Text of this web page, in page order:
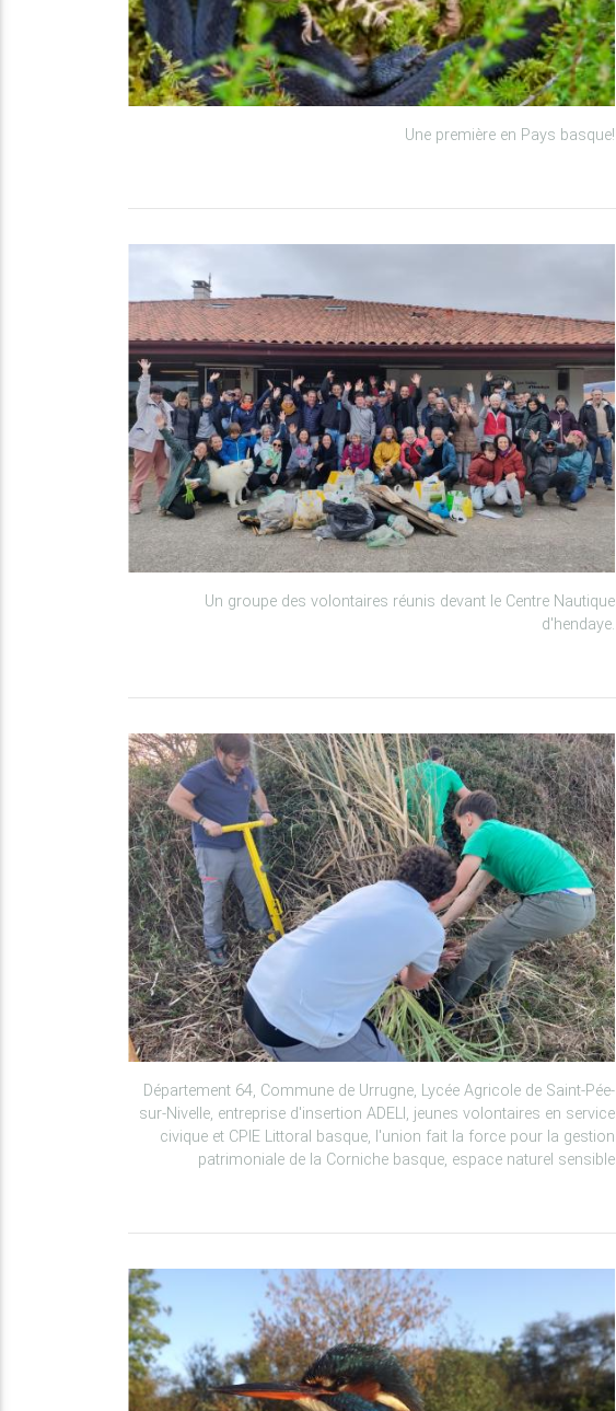
Une première en Pays basque!
Un groupe des volontaires réunis devant le Centre Nautique
d'hendaye.
Département 64, Commune de Urrugne, Lycée Agricole de Saint-Pée-
sur-Nivelle, entreprise d'insertion ADELI, jeunes volontaires en service
civique et CPIE Littoral basque, l'union fait la force pour la gestion
patrimoniale de la Corniche basque, espace naturel sensible